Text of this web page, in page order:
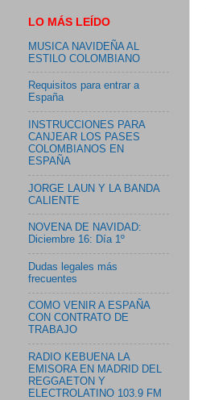
LO MÁS LEÍDO
MUSICA NAVIDEÑA AL
ESTILO COLOMBIANO
Requisitos para entrar a
España
INSTRUCCIONES PARA
CANJEAR LOS PASES
COLOMBIANOS EN
ESPAÑA
JORGE LAUN Y LA BANDA
CALIENTE
NOVENA DE NAVIDAD:
Diciembre 16: Día 1º
Dudas legales más
frecuentes
COMO VENIR A ESPAÑA
CON CONTRATO DE
TRABAJO
RADIO KEBUENA LA
EMISORA EN MADRID DEL
REGGAETON Y
ELECTROLATINO 103.9 FM